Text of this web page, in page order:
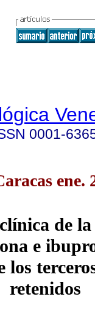
0001-
ene.
de
e
los
retenidos